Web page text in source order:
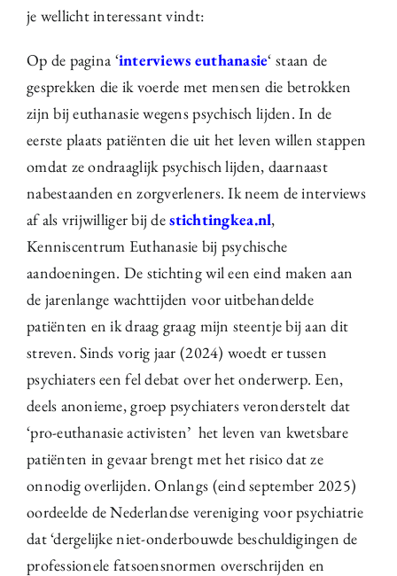
je wellicht interessant vindt:
Op de pagina ‘interviews euthanasie‘ staan de
gesprekken die ik voerde met mensen die betrokken
zijn bij euthanasie wegens psychisch lijden. In de
eerste plaats patiënten die uit het leven willen stappen
omdat ze ondraaglijk psychisch lijden, daarnaast
nabestaanden en zorgverleners. Ik neem de interviews
af als vrijwilliger bij destichtingkea.nl,
Kenniscentrum Euthanasie bij psychische
aandoeningen. De stichting wil een eind maken aan
de jarenlange wachttijden voor uitbehandelde
patiënten en ik draag graag mijn steentje bij aan dit
streven. Sinds vorig jaar (2024) woedt er tussen
psychiaters een fel debat over het onderwerp. Een,
deels anonieme, groep psychiaters veronderstelt dat
‘pro-euthanasie activisten’ het leven van kwetsbare
patiënten in gevaar brengt met het risico dat ze
onnodig overlijden. Onlangs (eind september 2025)
oordeelde de Nederlandse vereniging voor psychiatrie
dat ‘dergelijke niet-onderbouwde beschuldigingen de
professionele fatsoensnormen overschrijden en